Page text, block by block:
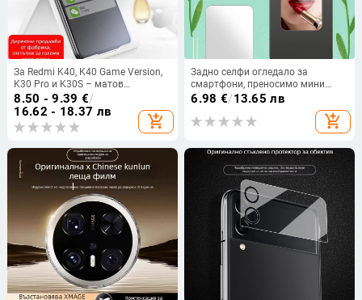
За Redmi K40, K40 Game Version,
K30 Pro и K30S – матов
протектор за екран от закалено
стъкло, за целия екран
8.50 - 9.39 €/
16.62 - 18.37 лв
add_shopping_cart
Задно селфи огледало за
смартфони, преносимо мини
огледало за грим за влогове и
снимки, закалено стъкло, HD
изображение, обща
6.98 €/13.65 лв
add_shopping_cart